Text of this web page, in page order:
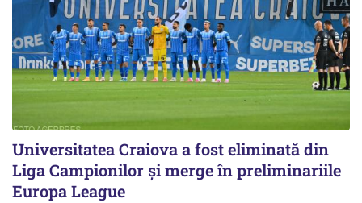
Universitatea Craiova a fost eliminată din
Liga Campionilor şi merge în preliminariile
Europa League